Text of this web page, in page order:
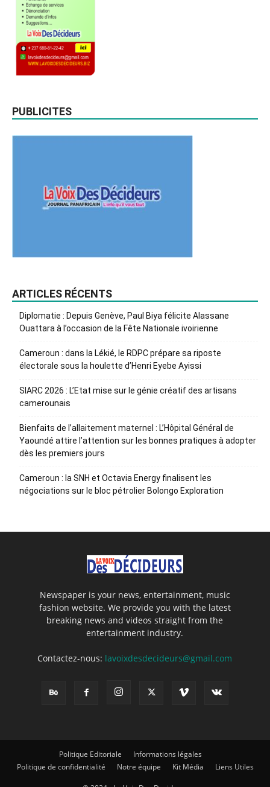
PUBLICITES
ARTICLES RÉCENTS
Diplomatie : Depuis Genève, Paul Biya félicite Alassane
Ouattara à l’occasion de la Fête Nationale ivoirienne
Cameroun : dans la Lékié, le RDPC prépare sa riposte
électorale sous la houlette d’Henri Eyebe Ayissi
SIARC 2026 : L’Etat mise sur le génie créatif des artisans
camerounais
Bienfaits de l’allaitement maternel : L’Hôpital Général de
Yaoundé attire l’attention sur les bonnes pratiques à adopter
dès les premiers jours
Cameroun : la SNH et Octavia Energy finalisent les
négociations sur le bloc pétrolier Bolongo Exploration
Newspaper is your news, entertainment, music
fashion website. We provide you with the latest
breaking news and videos straight from the
entertainment industry.
Contactez-nous: lavoixdesdecideurs@gmail.com
Politique Editoriale
Informations légales
Politique de confidentialité
Notre équipe Kit Média Liens Utiles